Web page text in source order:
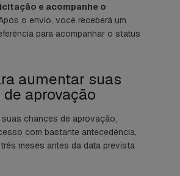
e acompanhe o
o envio, você receberá um
para acompanhar o status
aumentar suas
aprovação
suas chances de aprovação,
com bastante antecedência,
meses antes da data prevista